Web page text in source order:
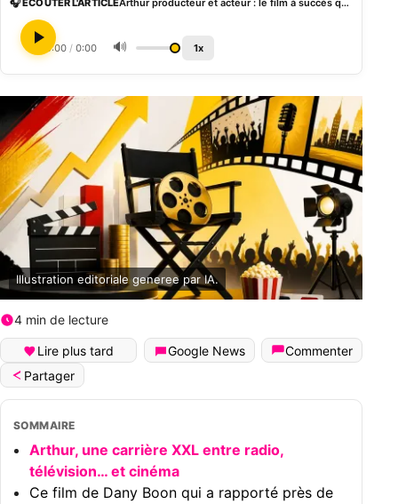
🎧 ÉCOUTER L'ARTICLE Arthur producteur et acteur : le film à succès qui a rapporté près de 50 millions de dollars
0:00 / 0:00 🔊 1x
Illustration editoriale generee par IA.
4 min de lecture
Lire plus tard Google News
Commenter
Partager
SOMMAIRE
Arthur, une carrière XXL entre radio,
télévision… et cinéma
Ce film de Dany Boon qui a rapporté près de